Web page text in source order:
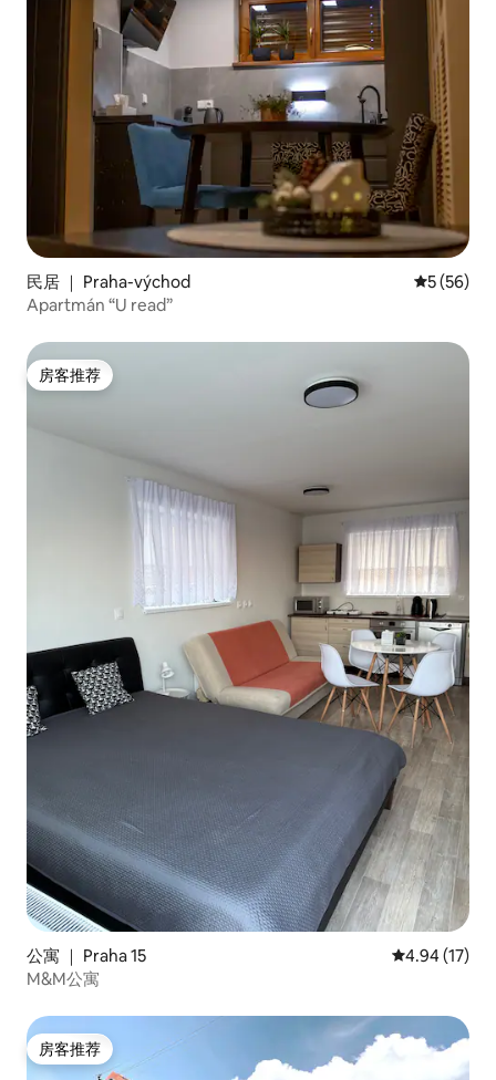
民居 ｜ Praha-východ 平均评分
5 (56)
Apartmán “U read”
房客推荐
房客推荐
公寓 ｜ Praha 15 平均评分
4.94 (17)
M&M公寓
房客推荐
房客推荐